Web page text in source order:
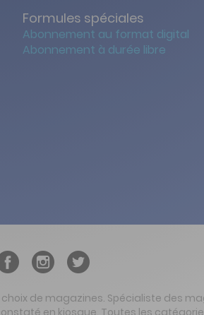
Formules spéciales
Abonnement au format digital
Abonnement à durée libre
de magazines. Spécialiste des